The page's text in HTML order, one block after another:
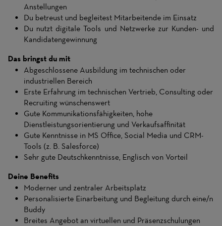
Anstellungen
Du betreust und begleitest Mitarbeitende im Einsatz
Du nutzt digitale Tools und Netzwerke zur Kunden- und
Kandidatengewinnung
Das bringst du mit
Abgeschlossene Ausbildung im technischen oder
industriellen Bereich
Erste Erfahrung im technischen Vertrieb, Consulting oder
Recruiting wünschenswert
Gute Kommunikationsfähigkeiten, hohe
Dienstleistungsorientierung und Verkaufsaffinität
Gute Kenntnisse in MS Office, Social Media und CRM-
Tools (z. B. Salesforce)
Sehr gute Deutschkenntnisse, Englisch von Vorteil
Deine Benefits
Moderner und zentraler Arbeitsplatz
Personalisierte Einarbeitung und Begleitung durch eine/n
Buddy
Breites Angebot an virtuellen und Präsenzschulungen